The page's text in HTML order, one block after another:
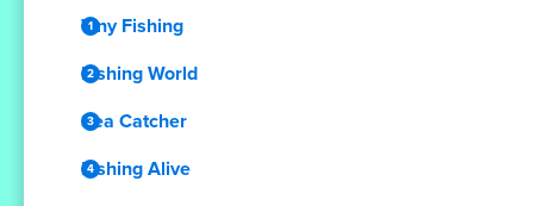
Tiny Fishing
Fishing World
Sea Catcher
Fishing Alive